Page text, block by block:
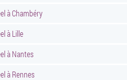
à Chambéry
à Lille
à Nantes
à Rennes